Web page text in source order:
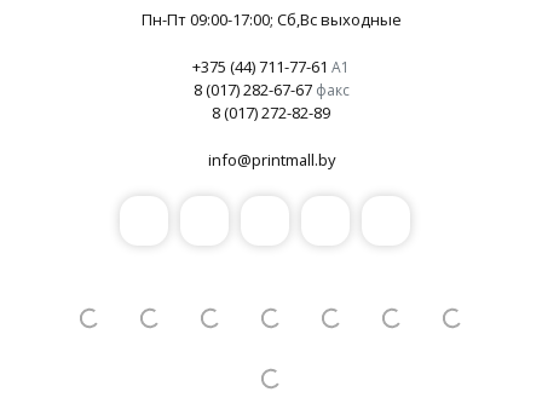
Пн-Пт 09:00-17:00; Сб,Вс выходные
+375 (44) 711-77-61 А1
8 (017) 282-67-67 факс
8 (017) 272-82-89
info@printmall.by